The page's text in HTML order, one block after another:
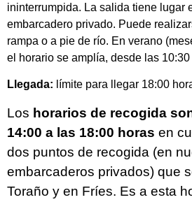
ininterrumpida. La salida tiene lugar
embarcadero privado. Puede
rampa o a pie de río. En verano
el horario se amplía, desde las
Llegada: límite para llegar 18:00
Los horarios de recogida
14:00 a las 18:00 horas en
dos puntos de recogida (en
embarcaderos privados) que
Toraño y en Fríes. Es a esta